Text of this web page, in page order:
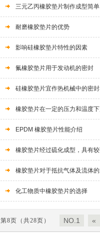
三元乙丙橡胶垫片制作成型简单
耐磨橡胶垫片的优势
影响硅橡胶垫片特性的因素
氟橡胶垫片用于发动机的密封
硅橡胶垫片宜作热机械中的密
橡胶垫片在一定的压力和温度
EPDM 橡胶垫片性能介绍
橡胶垫片经过硫化成型，具有
橡胶垫片对于抵抗气体及流体
化工物质中橡胶垫片的选择
第8页（共28页） NO.1 «